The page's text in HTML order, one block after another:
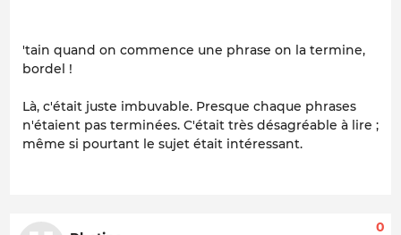
'tain quand on commence une phrase on la termine,
bordel !
Là, c'était juste imbuvable. Presque chaque phrases
n'étaient pas terminées. C'était très désagréable à lire ;
même si pourtant le sujet était intéressant.
0